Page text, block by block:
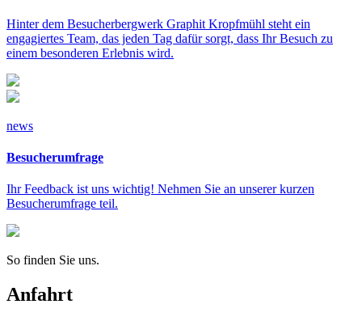
Hinter dem Besucherbergwerk Graphit Kropfmühl steht ein
engagiertes Team, das jeden Tag dafür sorgt, dass Ihr Besuch zu
einem besonderen Erlebnis wird.
news
Besucherumfrage
Ihr Feedback ist uns wichtig! Nehmen Sie an unserer kurzen
Besucherumfrage teil.
So finden Sie uns.
Anfahrt